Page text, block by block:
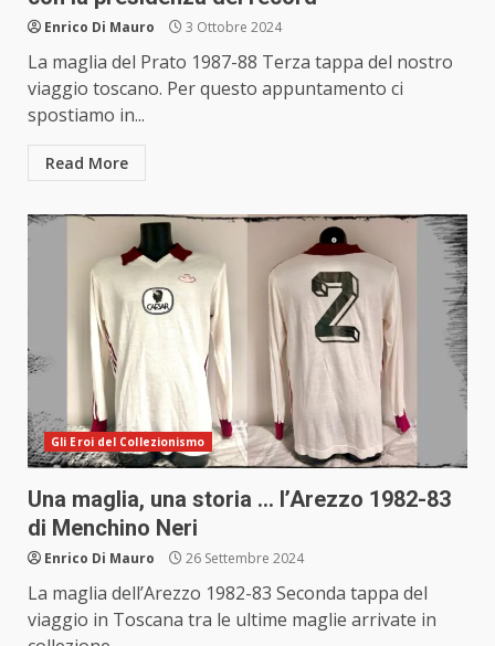
Enrico Di Mauro 3 Ottobre 2024
La maglia del Prato 1987-88 Terza tappa del nostro
viaggio toscano. Per questo appuntamento ci
spostiamo in...
Read More
Gli Eroi del Collezionismo
Una maglia, una storia … l’Arezzo 1982-83
di Menchino Neri
Enrico Di Mauro 26 Settembre 2024
La maglia dell’Arezzo 1982-83 Seconda tappa del
viaggio in Toscana tra le ultime maglie arrivate in